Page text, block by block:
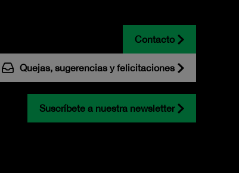
Contacto
Quejas, sugerencias y felicitaciones
Suscríbete a nuestra newsletter